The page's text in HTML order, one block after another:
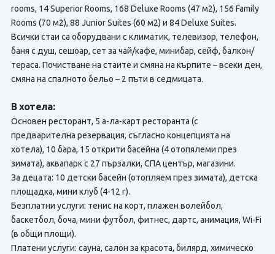
rooms, 14 Superior Rooms, 168 Deluxe Rooms (47 м2), 156 Family
Rooms (70 м2), 88 Junior Suites (60 м2) и 84 Deluxe Suites.
Всички стаи са оборудвани с климатик, телевизор, телефон,
баня с душ, сешоар, сет за чай/кафе, минибар, сейф, балкон/
тераса. Почистване на стаите и смяна на кърпите – всеки ден,
смяна на спалното бельо – 2 пъти в седмицата.
В хотела:
Основен ресторант, 5 а-ла-карт ресторанта (с
предварителна резервация, съгласно концепцията на
хотела), 10 бара, 15 открити басейна (4 отопялеми през
зимата), аквапарк с 27 пързалки, СПА център, магазини.
За децата: 10 детски басейн (отопляем през зимата), детска
площадка, мини клуб (4-12 г).
Безплатни услуги: тенис на корт, плажен волейбол,
баскетбол, боча, мини футбол, фитнес, дартс, анимация, Wi-Fi
(в общи площи).
Платени услуги: сауна, салон за красота, билярд, химическо